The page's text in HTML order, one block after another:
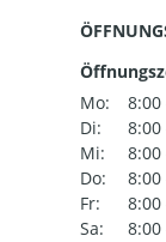
Mo:
8:00
Di:
8:00
Mi:
8:00
Do:
8:00
Fr:
8:00
Sa: